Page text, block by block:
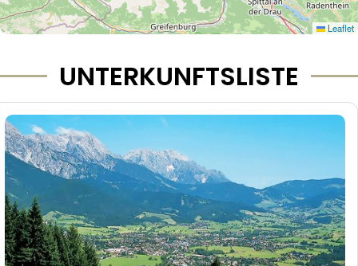
Leaflet
UNTERKUNFTSLISTE